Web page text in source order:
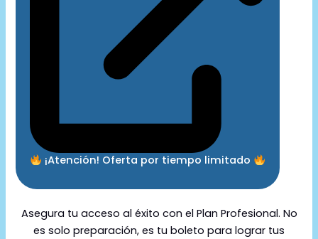
¡Atención! Oferta por tiempo limitado
Asegura tu acceso al éxito con el Plan Profesional. No
es solo preparación, es tu boleto para lograr tus